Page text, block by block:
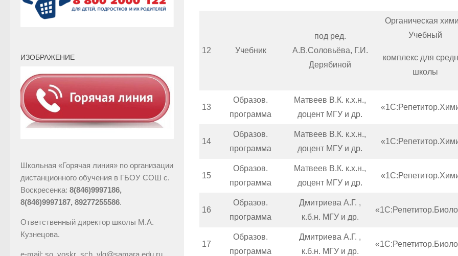
12 Учебник
под ред.
А.В.Соловьёва, Г.И.
Дерябиной
Органическая
Учебный
комплекс для
школы
13
Образов.
программа
Матвеев В.К. к.х.н.,
доцент МГУ и др.
14
Образов.
программа
Матвеев В.К. к.х.н.,
доцент МГУ и др.
15
Образов.
программа
Матвеев В.К. к.х.н.,
доцент МГУ и др.
16
Образов.
программа
Дмитриева А.Г. ,
к.б.н. МГУ и др.
17
Образов.
программа
Дмитриева А.Г. ,
к.б.н. МГУ и др.
ИЗОБРАЖЕНИЕ
Школьная «Горячая линия» по организации
дистанционного обучения в ГБОУ СОШ с.
Воскресенка: 8(846)9997186,
8(846)9997187, 89277255586.
Ответственный директор школы М.А.
Кузнецова.
e-mail: so_voskr_sch_vlg@samara.edu.ru